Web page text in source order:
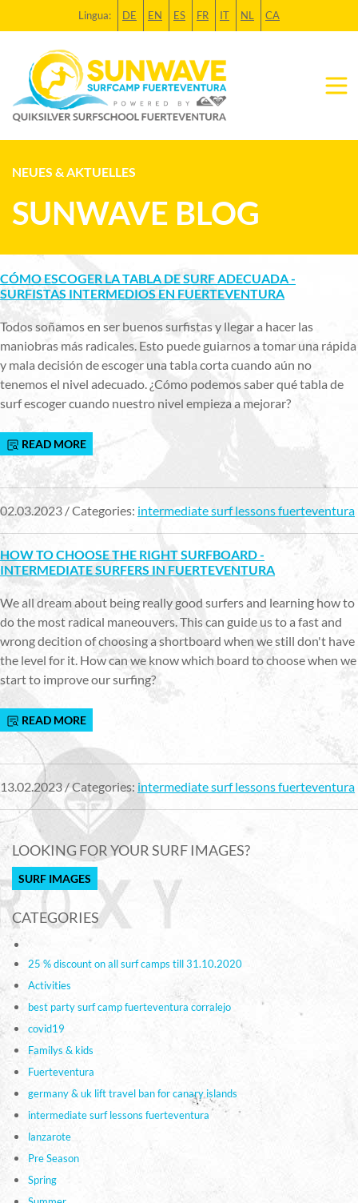
Lingua: DE EN ES FR IT NL CA
NEUES & AKTUELLES
SUNWAVE BLOG
CÓMO ESCOGER LA TABLA DE SURF ADECUADA -
SURFISTAS INTERMEDIOS EN FUERTEVENTURA
Todos soñamos en ser buenos surfistas y llegar a hacer las
maniobras más radicales. Esto puede guiarnos a tomar una rápida
y mala decisión de escoger una tabla corta cuando aún no
tenemos el nivel adecuado. ¿Cómo podemos saber qué tabla de
surf escoger cuando nuestro nivel empieza a mejorar?
READ MORE
02.03.2023 / Categories: intermediate surf lessons fuerteventura
HOW TO CHOOSE THE RIGHT SURFBOARD -
INTERMEDIATE SURFERS IN FUERTEVENTURA
We all dream about being really good surfers and learning how to
do the most radical maneouvers. This can guide us to a fast and
wrong decition of choosing a shortboard when we still don't have
the level for it. How can we know which board to choose when we
start to improve our surfing?
READ MORE
13.02.2023 / Categories: intermediate surf lessons fuerteventura
LOOKING FOR YOUR SURF IMAGES?
SURF IMAGES
CATEGORIES
25 % discount on all surf camps till 31.10.2020
Activities
best party surf camp fuerteventura corralejo
covid19
Familys & kids
Fuerteventura
germany & uk lift travel ban for canary islands
intermediate surf lessons fuerteventura
lanzarote
Pre Season
Spring